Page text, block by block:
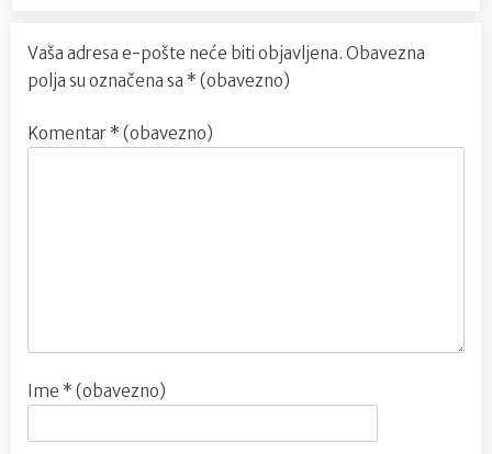
Vaša adresa e-pošte neće biti objavljena. Obavezna
polja su označena sa * (obavezno)
Komentar * (obavezno)
Ime * (obavezno)